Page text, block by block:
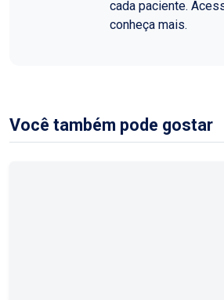
cada paciente.
conheça mais.
Você também pode gostar